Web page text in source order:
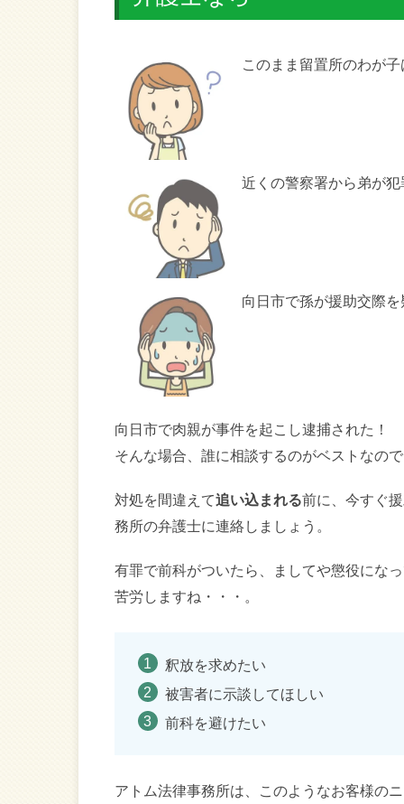
このまま留置所のわが
近くの警察署から弟が
向日市で孫が援助交際
向日市で肉親が事件を起こし逮捕された！
そんな場合、誰に相談するのがベストなの
対処を間違えて追い込まれる前に、今すぐ
務所の弁護士に連絡しましょう。
有罪で前科がついたら、ましてや懲役にな
苦労しますね・・・。
釈放を求めたい
被害者に示談してほしい
前科を避けたい
アトム法律事務所は、このようなお客様の